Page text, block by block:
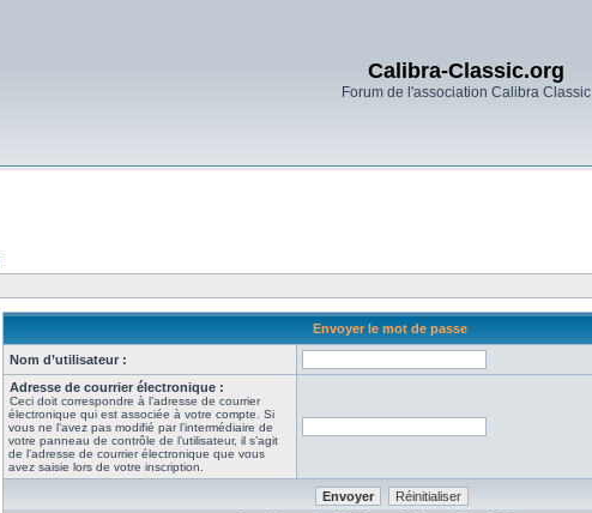
Calibra-Classic.org
Forum de l'association Calibra Classic
Envoyer le mot de passe
Nom d’utilisateur :
Adresse de courrier électronique :
Ceci doit correspondre à l’adresse de courrier
électronique qui est associée à votre compte. Si
vous ne l’avez pas modifié par l’intermédiaire de
votre panneau de contrôle de l’utilisateur, il s’agit
de l’adresse de courrier électronique que vous
avez saisie lors de votre inscription.